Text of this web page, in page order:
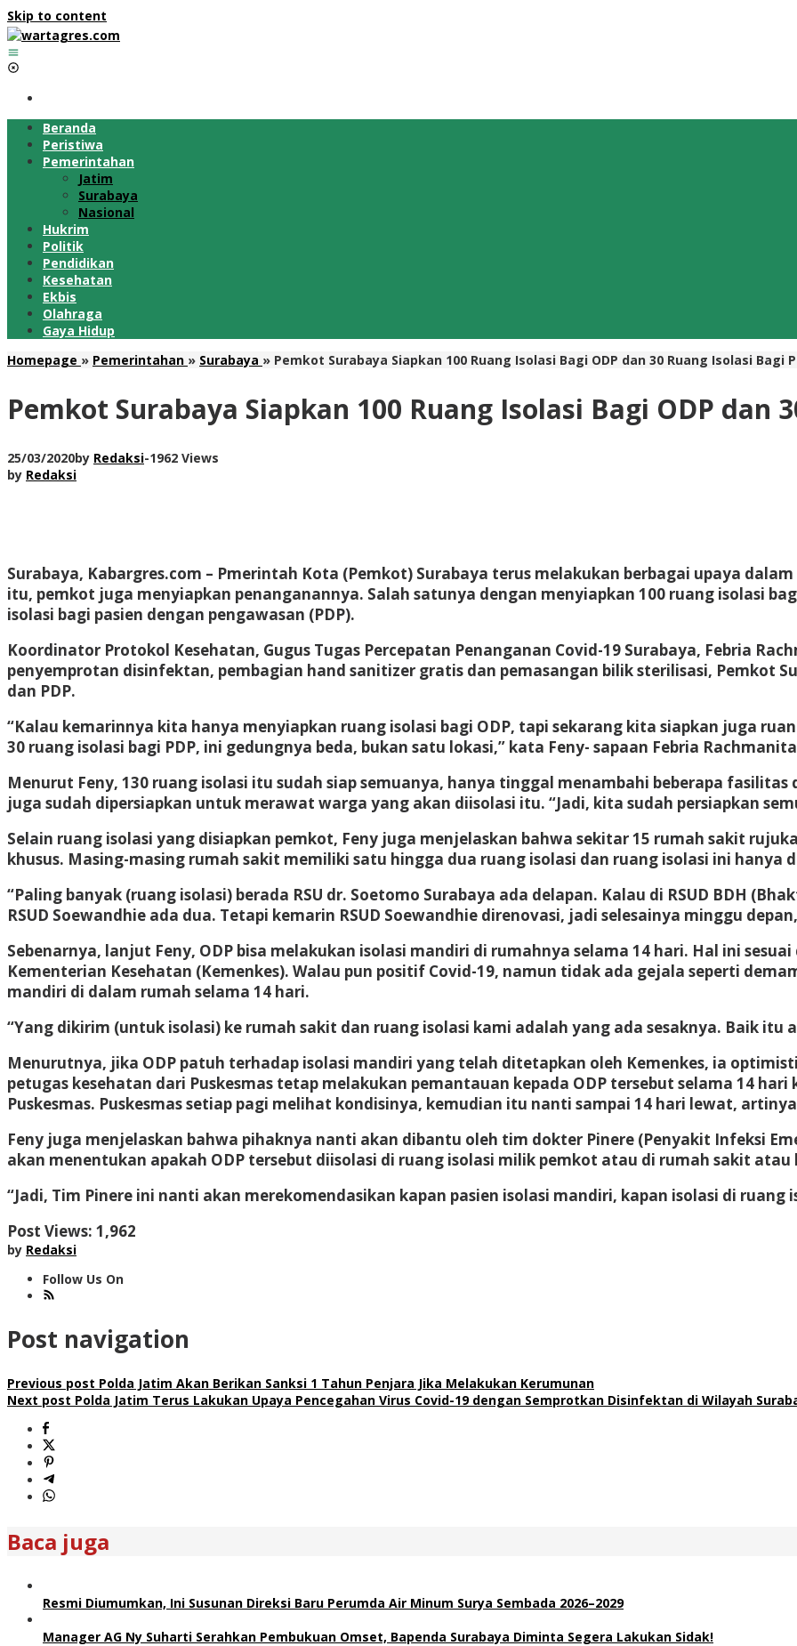
Skip to content
Beranda
Peristiwa
Pemerintahan
Jatim
Surabaya
Nasional
Hukrim
Politik
Pendidikan
Kesehatan
Ekbis
Olahraga
Gaya Hidup
Homepage » Pemerintahan » Surabaya » Pemkot Surabaya Siapkan 100 Ruang Isolasi Bagi ODP dan 30 Ruang Isolasi Bagi
Pemkot Surabaya Siapkan 100 Ruang Isolasi Bagi ODP dan
25/03/2020by Redaksi-1962 Views
by Redaksi
Surabaya, Kabargres.com – Pmerintah Kota (Pemkot) Surabaya terus melakukan berbagai upaya
itu, pemkot juga menyiapkan penanganannya. Salah satunya dengan menyiapkan 100 ruang isolasi
isolasi bagi pasien dengan pengawasan (PDP).
Koordinator Protokol Kesehatan, Gugus Tugas Percepatan Penanganan Covid-19 Surabaya, Febria
penyemprotan disinfektan, pembagian hand sanitizer gratis dan pemasangan bilik sterilisasi, Pemkot
dan PDP.
“Kalau kemarinnya kita hanya menyiapkan ruang isolasi bagi ODP, tapi sekarang kita siapkan juga
30 ruang isolasi bagi PDP, ini gedungnya beda, bukan satu lokasi,” kata Feny- sapaan Febria
Menurut Feny, 130 ruang isolasi itu sudah siap semuanya, hanya tinggal menambahi beberapa
juga sudah dipersiapkan untuk merawat warga yang akan diisolasi itu. “Jadi, kita sudah persiapkan
Selain ruang isolasi yang disiapkan pemkot, Feny juga menjelaskan bahwa sekitar 15 rumah sakit
khusus. Masing-masing rumah sakit memiliki satu hingga dua ruang isolasi dan ruang isolasi ini hanya
“Paling banyak (ruang isolasi) berada RSU dr. Soetomo Surabaya ada delapan. Kalau di RSUD BDH
RSUD Soewandhie ada dua. Tetapi kemarin RSUD Soewandhie direnovasi, jadi selesainya minggu
Sebenarnya, lanjut Feny, ODP bisa melakukan isolasi mandiri di rumahnya selama 14 hari. Hal ini
Kementerian Kesehatan (Kemenkes). Walau pun positif Covid-19, namun tidak ada gejala seperti
mandiri di dalam rumah selama 14 hari.
“Yang dikirim (untuk isolasi) ke rumah sakit dan ruang isolasi kami adalah yang ada sesaknya. Baik itu
Menurutnya, jika ODP patuh terhadap isolasi mandiri yang telah ditetapkan oleh Kemenkes, ia
petugas kesehatan dari Puskesmas tetap melakukan pemantauan kepada ODP tersebut selama 14
Puskesmas. Puskesmas setiap pagi melihat kondisinya, kemudian itu nanti sampai 14 hari lewat,
Feny juga menjelaskan bahwa pihaknya nanti akan dibantu oleh tim dokter Pinere (Penyakit Infeksi
akan menentukan apakah ODP tersebut diisolasi di ruang isolasi milik pemkot atau di rumah sakit
“Jadi, Tim Pinere ini nanti akan merekomendasikan kapan pasien isolasi mandiri, kapan isolasi di ruang
Post Views: 1,962
by Redaksi
Follow Us On
Post navigation
Previous post Polda Jatim Akan Berikan Sanksi 1 Tahun Penjara Jika Melakukan Kerumunan
Next post Polda Jatim Terus Lakukan Upaya Pencegahan Virus Covid-19 dengan Semprotkan Disinfektan di Wilayah
Baca juga
Resmi Diumumkan, Ini Susunan Direksi Baru Perumda Air Minum Surya Sembada 2026–2029
Manager AG Ny Suharti Serahkan Pembukuan Omset, Bapenda Surabaya Diminta Segera Lakukan Sidak!